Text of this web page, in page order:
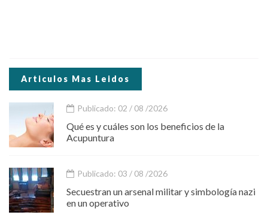
Articulos Mas Leidos
Publicado: 02 / 08 /2026
Qué es y cuáles son los beneficios de la
Acupuntura
Publicado: 03 / 08 /2026
Secuestran un arsenal militar y simbología nazi
en un operativo